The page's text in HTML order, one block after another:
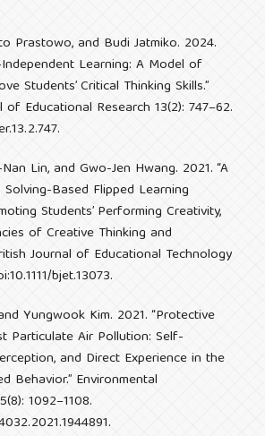
Prastowo, and Budi Jatmiko. 2024.
Learning: A Model of
Students’ Critical Thinking Skills.”
of Educational Research 13(2): 747–62.
Lin, and Gwo-Jen Hwang. 2021. “A
Based Flipped Learning
Students’ Performing Creativity,
of Creative Thinking and
Journal of Educational Technology
bjet.13073.
Yungwook Kim. 2021. “Protective
Particulate Air Pollution: Self-
and Direct Experience in the
Behavior.” Environmental
1092–1108.